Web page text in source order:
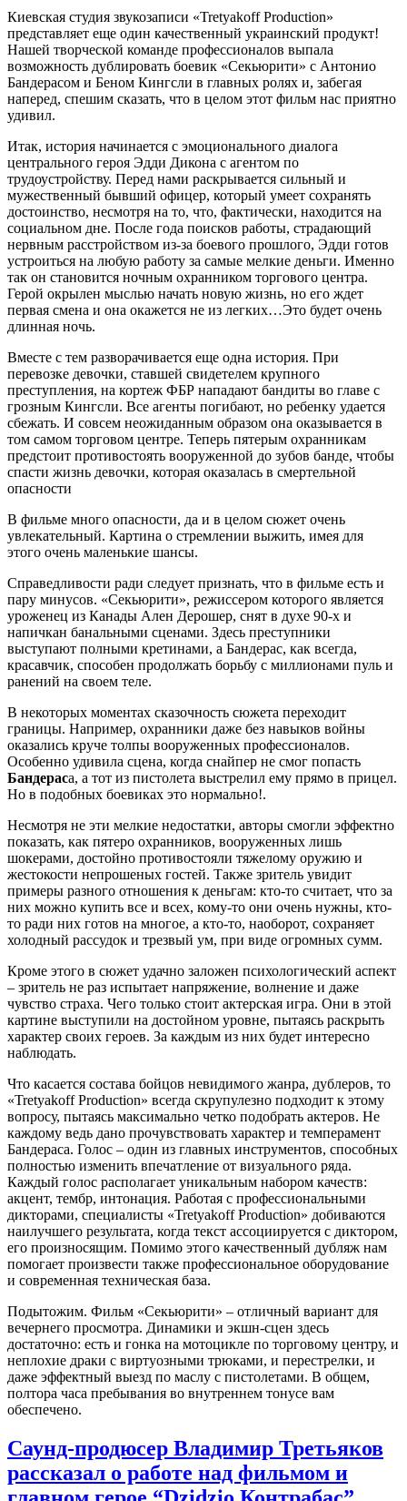
Киевская студия звукозаписи «Tretyakoff Production»
представляет еще один качественный украинский продукт!
Нашей творческой команде профессионалов выпала
возможность дублировать боевик «Секьюрити» с Антонио
Бандерасом и Беном Кингсли в главных ролях и, забегая
наперед, спешим сказать, что в целом этот фильм нас приятно
удивил.
Итак, история начинается с эмоционального диалога
центрального героя Эдди Дикона с агентом по
трудоустройству. Перед нами раскрывается сильный и
мужественный бывший офицер, который умеет сохранять
достоинство, несмотря на то, что, фактически, находится на
социальном дне. После года поисков работы, страдающий
нервным расстройством из-за боевого прошлого, Эдди готов
устроиться на любую работу за самые мелкие деньги. Именно
так он становится ночным охранником торгового центра.
Герой окрылен мыслью начать новую жизнь, но его ждет
первая смена и она окажется не из легких…Это будет очень
длинная ночь.
Вместе с тем разворачивается еще одна история. При
перевозке девочки, ставшей свидетелем крупного
преступления, на кортеж ФБР нападают бандиты во главе с
грозным Кингсли. Все агенты погибают, но ребенку удается
сбежать. И совсем неожиданным образом она оказывается в
том самом торговом центре. Теперь пятерым охранникам
предстоит противостоять вооруженной до зубов банде, чтобы
спасти жизнь девочки, которая оказалась в смертельной
опасности
В фильме много опасности, да и в целом сюжет очень
увлекательный. Картина о стремлении выжить, имея для
этого очень маленькие шансы.
Справедливости ради следует признать, что в фильме есть и
пару минусов. «Секьюрити», режиссером которого является
уроженец из Канады Ален Дерошер, снят в духе 90-х и
напичкан банальными сценами. Здесь преступники
выступают полными кретинами, а Бандерас, как всегда,
красавчик, способен продолжать борьбу с миллионами пуль и
ранений на своем теле.
В некоторых моментах сказочность сюжета переходит
границы. Например, охранники даже без навыков войны
оказались круче толпы вооруженных профессионалов.
Особенно удивила сцена, когда снайпер не смог попасть
Бандераса, а тот из пистолета выстрелил ему прямо в прицел.
Но в подобных боевиках это нормально!.
Несмотря не эти мелкие недостатки, авторы смогли эффектно
показать, как пятеро охранников, вооруженных лишь
шокерами, достойно противостояли тяжелому оружию и
жестокости непрошеных гостей. Также зритель увидит
примеры разного отношения к деньгам: кто-то считает, что за
них можно купить все и всех, кому-то они очень нужны, кто-
то ради них готов на многое, а кто-то, наоборот, сохраняет
холодный рассудок и трезвый ум, при виде огромных сумм.
Кроме этого в сюжет удачно заложен психологический аспект
– зритель не раз испытает напряжение, волнение и даже
чувство страха. Чего только стоит актерская игра. Они в этой
картине выступили на достойном уровне, пытаясь раскрыть
характер своих героев. За каждым из них будет интересно
наблюдать.
Что касается состава бойцов невидимого жанра, дублеров, то
«Tretyakoff Production» всегда скрупулезно подходит к этому
вопросу, пытаясь максимально четко подобрать актеров. Не
каждому ведь дано прочувствовать характер и темперамент
Бандераса. Голос – один из главных инструментов, способных
полностью изменить впечатление от визуального ряда.
Каждый голос располагает уникальным набором качеств:
акцент, тембр, интонация. Работая с профессиональными
дикторами, специалисты «Tretyakoff Production» добиваются
наилучшего результата, когда текст ассоциируется с диктором,
его произносящим. Помимо этого качественный дубляж нам
помогает произвести также профессиональное оборудование
и современная техническая база.
Подытожим. Фильм «Секьюрити» – отличный вариант для
вечернего просмотра. Динамики и экшн-сцен здесь
достаточно: есть и гонка на мотоцикле по торговому центру, и
неплохие драки с виртуозными трюками, и перестрелки, и
даже эффектный выезд по маслу с пистолетами. В общем,
полтора часа пребывания во внутреннем тонусе вам
обеспечено.
Саунд-продюсер Владимир Третьяков
рассказал о работе над фильмом и